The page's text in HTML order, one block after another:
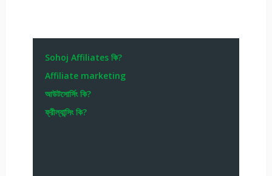
Sohoj Affiliates কি?
Affiliate marketing
আউটসোর্সিং কি?
ফ্রীল্যান্সিং কি?